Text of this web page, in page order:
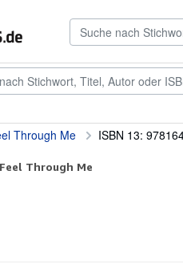
Antiquarische BücherKunst &
Through Me ISBN 13:
Through Me